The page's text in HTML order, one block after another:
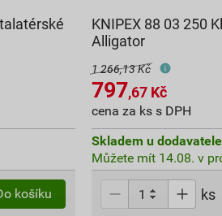
košíku
KNIPEX 88 03 250
Alligator
1 266,13 Kč
797,67Kč
cena za ks s DPH
Skladem u dodavatele
Můžete mít 14.08. v
ks